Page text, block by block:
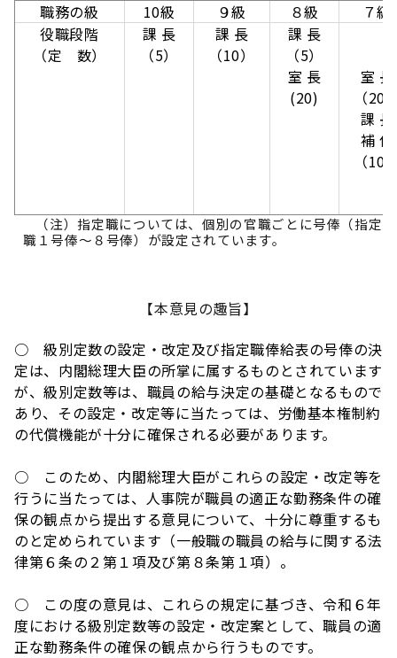
職務の級 10級 ９級 ８級
７級
役職段階
（定 数）
課 長
（5）
課 長
（10）
課 長
（5）
室 長
(20)
室 長
（20
課 長
補 佐
（10
（注）指定職については、個別の官職ごとに号俸（指定
職１号俸～８号俸）が設定されています。
【本意見の趣旨】
○ 級別定数の設定・改定及び指定職俸給表の号俸の決
定は、内閣総理大臣の所掌に属するものとされています
が、級別定数等は、職員の給与決定の基礎となるもので
あり、その設定・改定等に当たっては、労働基本権制約
の代償機能が十分に確保される必要があります。
○ このため、内閣総理大臣がこれらの設定・改定等を
行うに当たっては、人事院が職員の適正な勤務条件の確
保の観点から提出する意見について、十分に尊重するも
のと定められています（一般職の職員の給与に関する法
律第６条の２第１項及び第８条第１項）。
○ この度の意見は、これらの規定に基づき、令和６年
度における級別定数等の設定・改定案として、職員の適
正な勤務条件の確保の観点から行うものです。